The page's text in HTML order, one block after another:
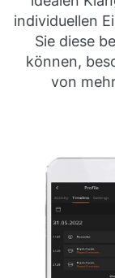
individuellen
Sie diese
können,
von